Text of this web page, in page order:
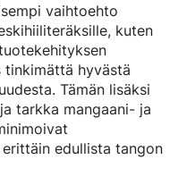
TALOUDELLISUUS
VALSSATUT TANGOT
AINESPUTKET
vaihtoehto
kuten
tinkimättä hyvästä
Tämän lisäksi
tarkka mangaani- ja
edullista tangon